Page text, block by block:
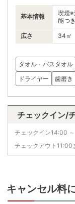
基本情報
喫煙※
能つ
広さ
34㎡
タオル・バスタオル
ドライヤー
歯磨き
チェックイン/
チェックイン14:00
チェックアウト11:00
キャンセル料